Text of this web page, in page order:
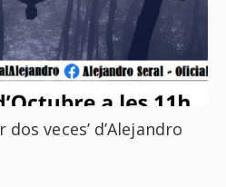
veces’ d’Alejandro